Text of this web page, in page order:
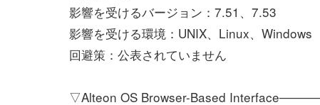
影響を受けるバージョン：7.51、7.53
影響を受ける環境：UNIX、Linux、Windows
回避策：公表されていません
▽Alteon OS Browser-Based